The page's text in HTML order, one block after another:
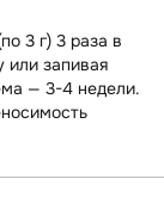
3 г) 3 раза в
или запивая
— 3-4 недели.